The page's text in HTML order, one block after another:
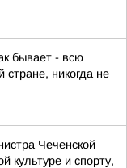
бывает - всю
никогда не
Чеченской
культуре и спорту,